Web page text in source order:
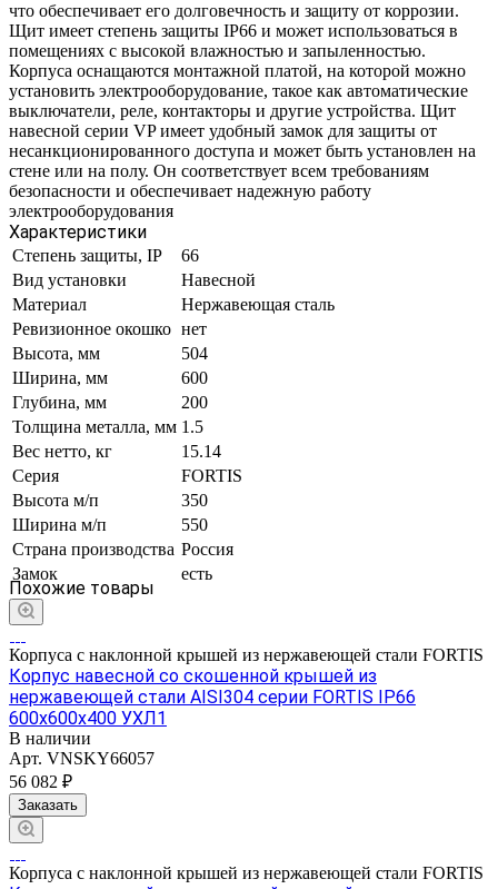
что обеспечивает его долговечность и защиту от коррозии.
Щит имеет степень защиты IP66 и может использоваться в
помещениях с высокой влажностью и запыленностью.
Корпуса оснащаются монтажной платой, на которой можно
установить электрооборудование, такое как автоматические
выключатели, реле, контакторы и другие устройства. Щит
навесной серии VP имеет удобный замок для защиты от
несанкционированного доступа и может быть установлен на
стене или на полу. Он соответствует всем требованиям
безопасности и обеспечивает надежную работу
электрооборудования
Характеристики
Степень защиты, IP
66
Вид установки
Навесной
Материал
Нержавеющая сталь
Ревизионное окошко нет
Высота, мм
504
Ширина, мм
600
Глубина, мм
200
Толщина металла, мм 1.5
Вес нетто, кг
15.14
Серия
FORTIS
Высота м/п
350
Ширина м/п
550
Страна производства Россия
Замок
есть
Похожие товары
Корпуса с наклонной крышей из нержавеющей стали FORTIS
Корпус навесной со скошенной крышей из
нержавеющей стали AISI304 серии FORTIS IP66
600х600х400 УХЛ1
В наличии
Арт. VNSKY66057
56 082 ₽
Заказать
Корпуса с наклонной крышей из нержавеющей стали FORTIS